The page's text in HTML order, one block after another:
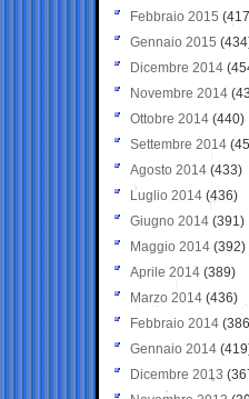
Febbraio 2015
Gennaio 2015
Dicembre 2014
Novembre 2014
Ottobre 2014 (440)
Settembre 2014
Agosto 2014 (433)
Luglio 2014 (436)
Giugno 2014 (391)
Maggio 2014 (392)
Aprile 2014 (389)
Marzo 2014 (436)
Febbraio 2014
Gennaio 2014
Dicembre 2013